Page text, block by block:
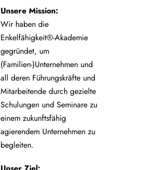
Unsere Mission:
Wir haben die
Enkelfähigkeit®-Akademie
gegründet, um
(Familien-)Unternehmen und
all deren Führungskräfte und
Mitarbeitende durch gezielte
Schulungen und Seminare zu
einem zukunftsfähig
agierendem Unternehmen zu
begleiten.